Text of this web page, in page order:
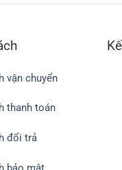
kg đến 3kg
vận chuyển
thanh toán
đổi trả